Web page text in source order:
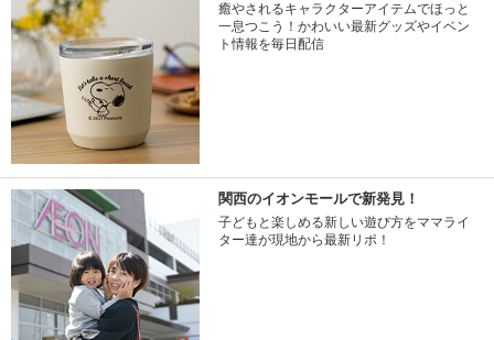
癒やされるキャラクターアイテムでほっと
一息つこう！かわいい最新グッズやイベン
ト情報を毎日配信
関西のイオンモールで新発見！
子どもと楽しめる新しい遊び方をママライ
ター達が現地から最新リポ！